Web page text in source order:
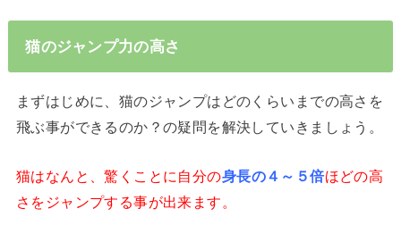
猫のジャンプ力の高さ
まずはじめに、猫のジャンプはどのくらいまでの高さを
飛ぶ事ができるのか？の疑問を解決していきましょう。
猫はなんと、驚くことに自分の身長の４～５倍ほどの高
さをジャンプする事が出来ます。